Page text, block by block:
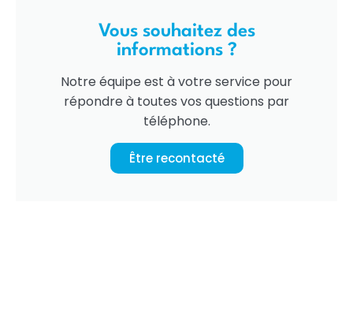
Vous souhaitez des
informations ?
Notre équipe est à votre service pour
répondre à toutes vos questions par
téléphone.
Être recontacté